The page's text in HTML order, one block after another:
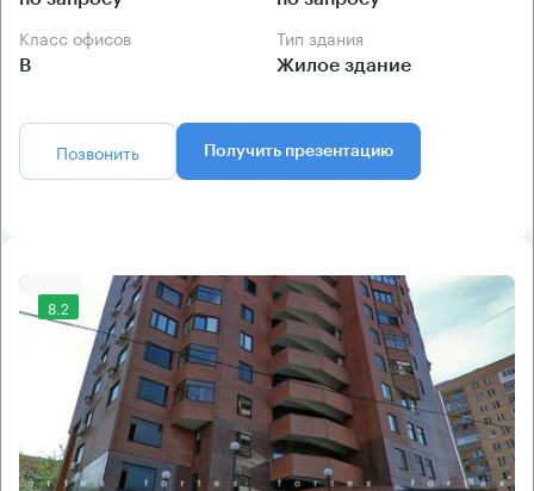
Класс офисов
B
Тип здания
Жилое здание
Позвонить Получить презентацию
8.2